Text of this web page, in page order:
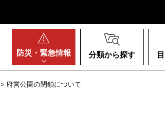
防災・ 緊急情報 分類から探す
> 府営公園の閉鎖について